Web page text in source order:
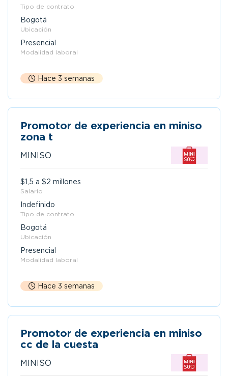
Tipo de contrato
Bogotá
Ubicación
Presencial
Modalidad laboral
Hace 3 semanas
Promotor de experiencia en miniso
zona t
MINISO
$1,5 a $2 millones
Salario
Indefinido
Tipo de contrato
Bogotá
Ubicación
Presencial
Modalidad laboral
Hace 3 semanas
Promotor de experiencia en miniso
cc de la cuesta
MINISO